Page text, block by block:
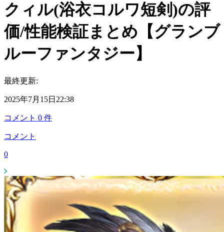
クィル(浴衣コルワ短剣)の評
価/性能検証まとめ【グランブ
ルーファンタジー】
最終更新:
2025年7月15日22:38
コメント 0 件
コメント
0